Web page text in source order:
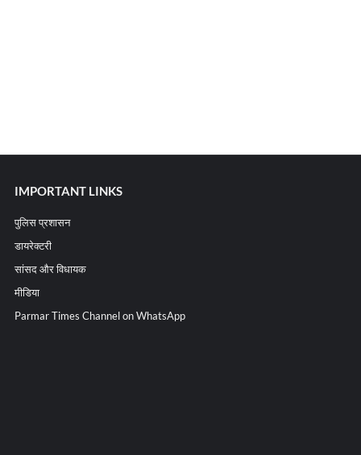
IMPORTANT LINKS
पुलिस प्रशासन
डायरेक्टरी
सांसद और विधायक
मीडिया
Parmar Times Channel on WhatsApp